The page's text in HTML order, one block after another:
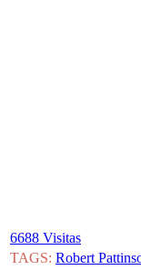
6688 Visitas
TAGS: Robert